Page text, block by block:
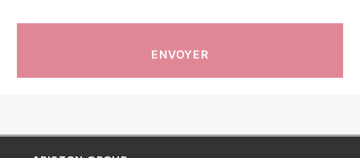
à ΔT=45°C
min
Débit continu à
105
Quantité d'eau
ENVOYER